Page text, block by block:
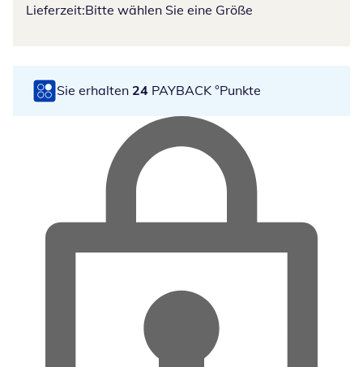
Lieferzeit:Bitte wählen Sie eine Größe
Sie erhalten 24 PAYBACK °Punkte